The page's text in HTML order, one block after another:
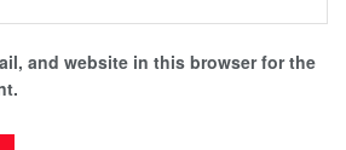
and website in this browser for the